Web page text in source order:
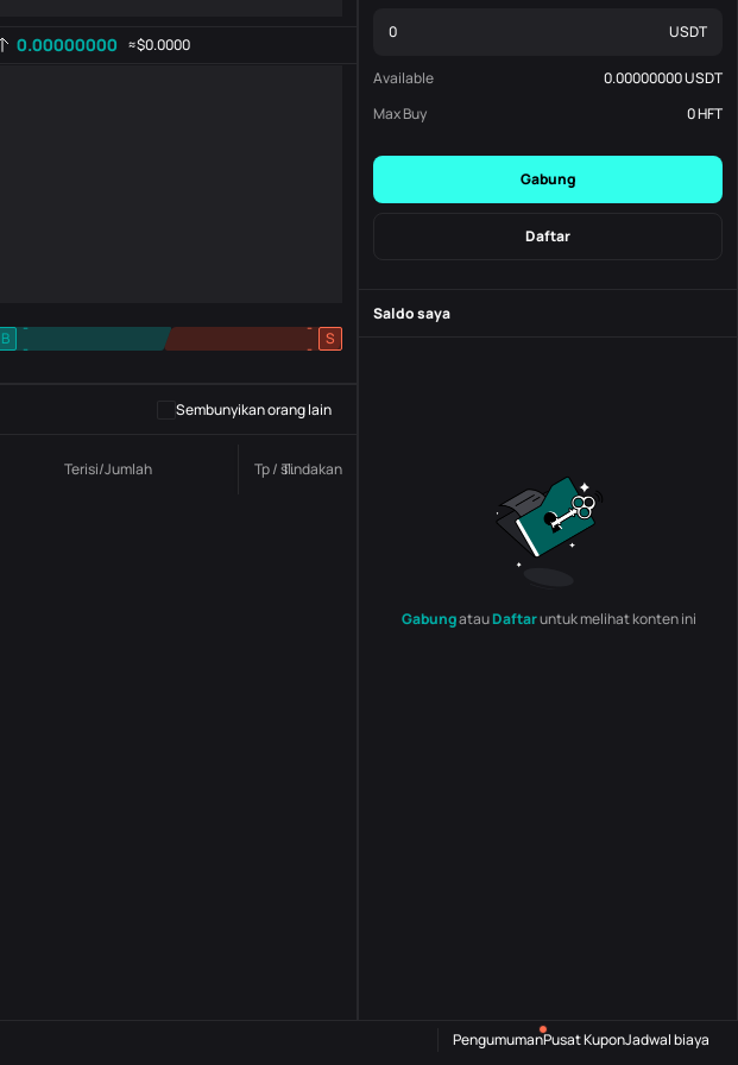
0.00000000 ≈$0.0000
B
-
-
S
-
-
Sembunyikan orang lain
Terisi/Jumlah Tp / sl.Tindakan
USDT
Available 0.00000000USDT
Max Buy
0HFT
Gabung
Daftar
Saldo saya
GabungatauDaftaruntuk melihat konten ini
PengumumanPusat KuponJadwal biaya